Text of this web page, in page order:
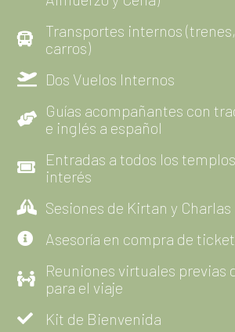
Alojamiento en hoteles 4, 5
ashram
Alimentación Completa
Almuerzo y Cena)
Transportes internos
carros)
Dos Vuelos Internos
Guías acompañantes con
e inglés a español
Entradas a todos los templos
Sesiones de Kirtan y Charlas
Asesoría en compra de